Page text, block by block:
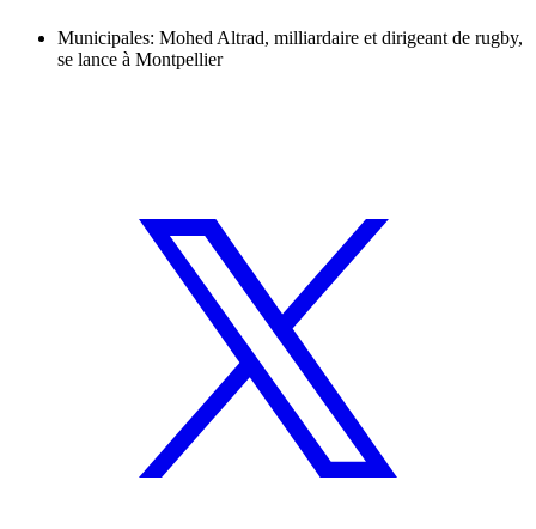
Municipales: Mohed Altrad, milliardaire et dirigeant de rugby,
se lance à Montpellier